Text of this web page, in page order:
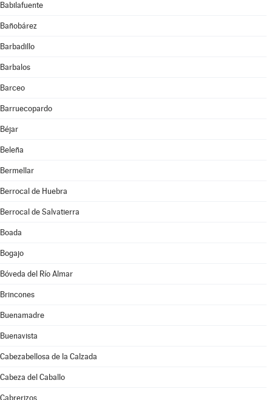
Babilafuente
Bañobárez
Barbadillo
Barbalos
Barceo
Barruecopardo
Béjar
Beleña
Bermellar
Berrocal de Huebra
Berrocal de Salvatierra
Boada
Bogajo
Bóveda del Río Almar
Brincones
Buenamadre
Buenavista
Cabezabellosa de la Calzada
Cabeza del Caballo
Cabrerizos